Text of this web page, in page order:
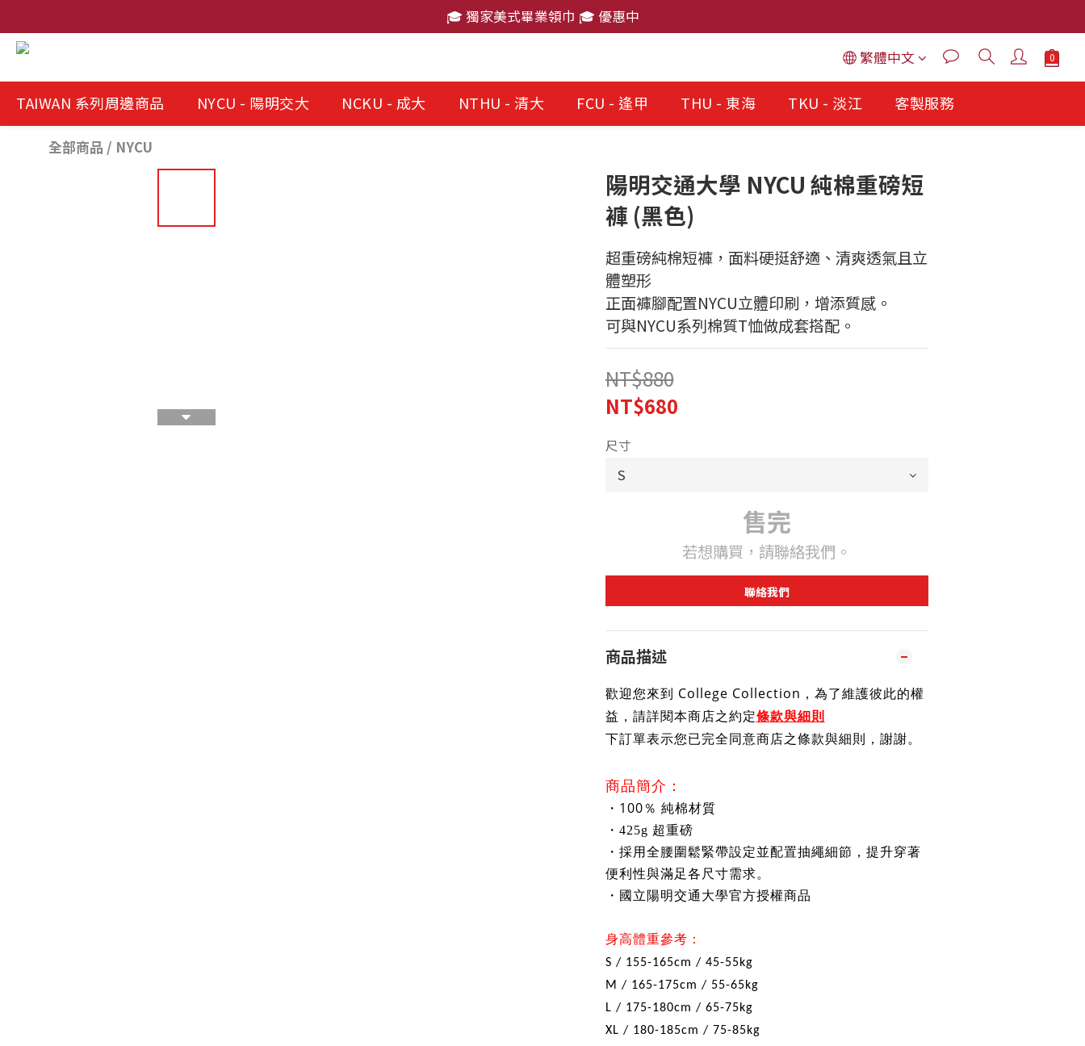
🎓 獨家美式畢業領巾 🎓 優惠中
🎓 獨家美式畢業領巾 🎓 優惠中
🎓 獨家美式畢業領巾 🎓 優惠中
繁體中文
TAIWAN 系列周邊商品 NYCU - 陽明交大 NCKU - 成大 NTHU - 清大 FCU - 逢甲 THU - 東海 TKU - 淡江 客製服務
全部商品 / NYCU
陽明交通大學 NYCU 純棉重磅短
褲 (黑色)
超重磅純棉短褲，面料硬挺舒適、清爽透氣且立
體塑形
正面褲腳配置NYCU立體印刷，增添質感。
可與NYCU系列棉質T恤做成套搭配。
NT$880
NT$680
尺寸
售完
若想購買，請聯絡我們。
聯絡我們
商品描述
歡迎您來到 College Collection，為了維護彼此的權
益，請詳閱本商店之約定條款與細則
下訂單表示您已完全同意商店之條款與細則，謝謝。
商品簡介：
・ 100 ％ 純棉材質
・425g 超重磅
・採用全腰圍鬆緊帶設定並配置抽繩細節，提升穿著
便利性與滿足各尺寸需求。
・國立陽明交通大學官方授權商品
身高體重參考：
S / 155-165cm / 45-55kg
M / 165-175cm / 55-65kg
L / 175-180cm / 65-75kg
XL / 180-185cm / 75-85kg